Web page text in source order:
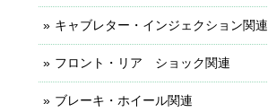
キャブレター・インジェクション関連
フロント・リア ショック関連
ブレーキ・ホイール関連